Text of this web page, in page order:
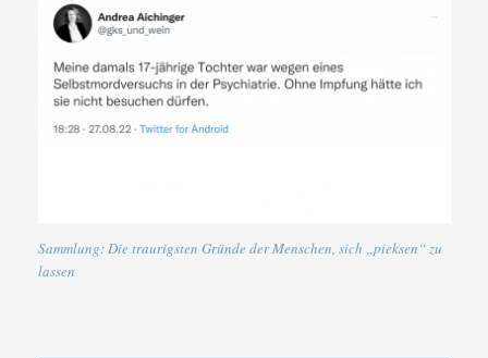
Sammlung: Die traurigsten Gründe der Menschen, sich „pieksen“ zu
lassen